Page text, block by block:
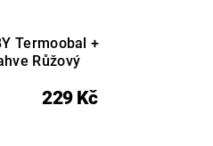
Termoobal +
Růžový
229 Kč